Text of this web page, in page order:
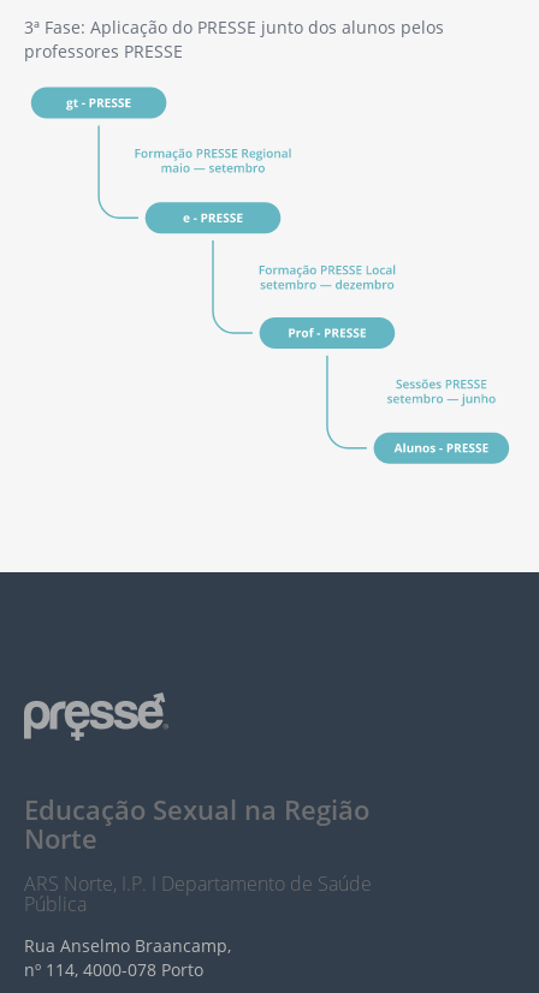
3ª Fase: Aplicação do PRESSE junto dos alunos pelos
professores PRESSE
Educação Sexual na Região
Norte
ARS Norte, I.P. I Departamento de Saúde
Pública
Rua Anselmo Braancamp,
nº 114, 4000-078 Porto